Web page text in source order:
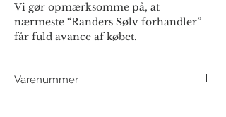
Vi gør opmærksomme på, at
nærmeste “Randers Sølv forhandler”
får fuld avance af købet.
Varenummer